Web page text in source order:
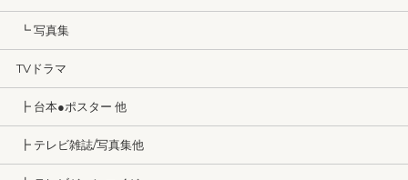
┗ 写真集
TVドラマ
┣ 台本●ポスター 他
┣ テレビ雑誌/写真集他